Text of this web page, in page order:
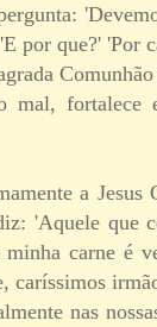
por que?' 'Por
o mal,
a
'Aquele que
carne é
caríssimos
nas